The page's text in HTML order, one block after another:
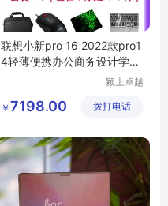
联想小新pro 16 2022款pro1
4轻薄便携办公商务设计学生
颍上卓越
有限公司
￥ 7198.00 拨打电话